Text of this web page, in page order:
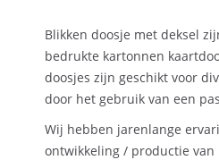
Blikken doosje met deksel
bedrukte kartonnen
doosjes zijn geschikt voor
door het gebruik van een
Wij hebben jarenlange
ontwikkeling / productie